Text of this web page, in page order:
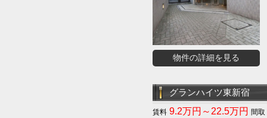
物件の詳細を見る
グランハイツ東新宿
9.2万円～22.5万円